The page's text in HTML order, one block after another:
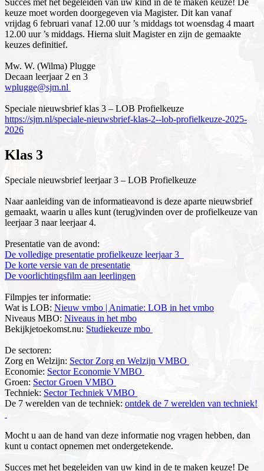
Succes met het begeleiden van uw kind in de te maken keuze! De
keuze moet worden doorgegeven via Magister. Dit kan vanaf
vrijdag 6 februari vanaf 12.00 uur ’s middags tot woensdag 4 maart
12.00 uur ’s middags. Hierna sluit Magister en zijn de gemaakte
keuzes definitief.
Mw. W. (Wilma) Plugge
Decaan leerjaar 2 en 3
wplugge@sjm.nl
Speciale nieuwsbrief klas 3 – LOB Profielkeuze
https://sjm.nl/speciale-nieuwsbrief-klas-2--lob-profielkeuze-2025-
2026
Klas 3
Speciale nieuwsbrief leerjaar 3 – LOB Profielkeuze
Naar aanleiding van de informatieavond is deze aparte nieuwsbrief
gemaakt, waarin u alles kunt (terug)vinden over de profielkeuze van
leerjaar 3 naar leerjaar 4.
Presentatie van de avond:
De volledige presentatie profielkeuze leerjaar 3
De korte versie van de presentatie
De voorlichtingsfilm aan leerlingen
Filmpjes ter informatie:
Wat is LOB: Nieuw vmbo | Animatie: LOB in het vmbo
Niveaus MBO: Niveaus in het mbo
Bekijkjetoekomst.nu: Studiekeuze mbo
De sectoren:
Zorg en Welzijn: Sector Zorg en Welzijn VMBO
Economie: Sector Economie VMBO
Groen: Sector Groen VMBO
Techniek: Sector Techniek VMBO
De 7 werelden van de techniek: ontdek de 7 werelden van techniek!
Mocht u aan de hand van deze informatie nog vragen hebben, dan
kunt u contact opnemen met ondergetekende.
Succes met het begeleiden van uw kind in de te maken keuze! De